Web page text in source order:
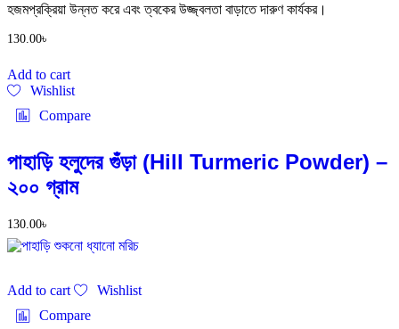
হজমপ্রক্রিয়া উন্নত করে এবং ত্বকের উজ্জ্বলতা বাড়াতে দারুণ কার্যকর।
130.00৳
Add to cart
Wishlist
Compare
পাহাড়ি হলুদের গুঁড়া (Hill Turmeric Powder) –
২০০ গ্রাম
130.00৳
Add to cart
Wishlist
Compare